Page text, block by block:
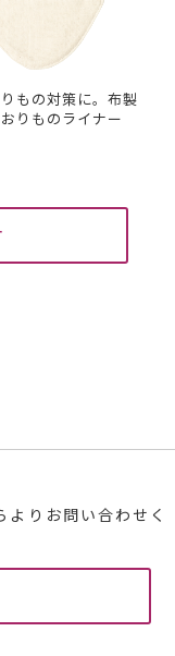
もの対策に。布製
りものライナー
りお問い合わせく